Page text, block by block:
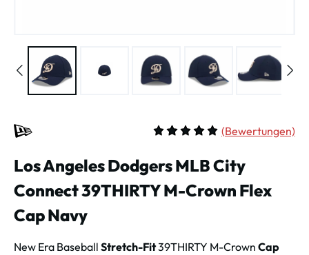
(Bewertungen)
Los Angeles Dodgers MLB City
Connect 39THIRTY M-Crown Flex
Cap Navy
New Era Baseball Stretch-Fit39THIRTY M-Crown Cap